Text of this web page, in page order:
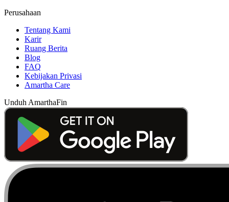
Perusahaan
Tentang Kami
Karir
Ruang Berita
Blog
FAQ
Kebijakan Privasi
Amartha Care
Unduh AmarthaFin